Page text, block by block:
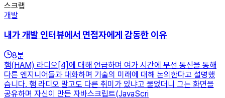
스크랩
개발
내가 개발 인터뷰에서 면접자에게 감동한 이유
8분
햄(HAM) 라디오[4]에 대해 언급하며 여가 시간에 무선 통신을 통해
다른 엔지니어들과 대화하며 기술의 미래에 대해 논의한다고 설명했
습니다. 햄 라디오 말고도 다른 취미가 있냐고 물었더니 그는 화면을
공유하며 자신이 만든 자바스크립트(JavaScri